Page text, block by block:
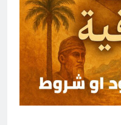
4 ساعات Ago
السياسي
في العراق
6 ساعات Ago